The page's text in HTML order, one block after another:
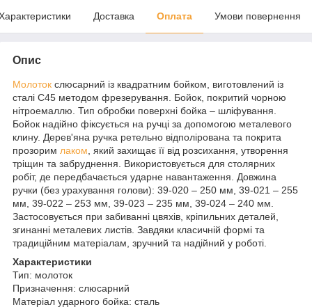
Доставка Оплата Умови повернення
Опис
Молоток слюсарний із квадратним бойком, виготовлений із
сталі С45 методом фрезерування. Бойок, покритий чорною
нітроемаллю. Тип обробки поверхні бойка – шліфування.
Бойок надійно фіксується на ручці за допомогою металевого
клину. Дерев'яна ручка ретельно відполірована та покрита
прозорим лаком , який захищає її від розсихання, утворення
тріщин та забруднення. Використовується для столярних
робіт, де передбачається ударне навантаження. Довжина
ручки (без урахування голови): 39-020 – 250 мм, 39-021 – 255
мм, 39-022 – 253 мм, 39-023 – 235 мм, 39-024 – 240 мм.
Застосовується при забиванні цвяхів, кріпильних деталей,
згинанні металевих листів. Завдяки класичній формі та
традиційним матеріалам, зручний та надійний у роботі.
Характеристики
Тип: молоток
Призначення: слюсарний
Матеріал ударного бойка: сталь